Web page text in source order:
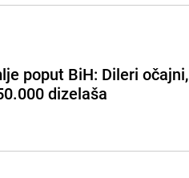
poput BiH: Dileri očajni,
dizelaša